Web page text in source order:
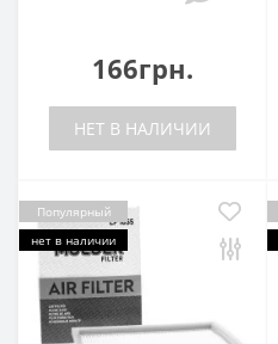
166грн.
НЕТ В НАЛИЧИИ
Популярный
нет в наличии